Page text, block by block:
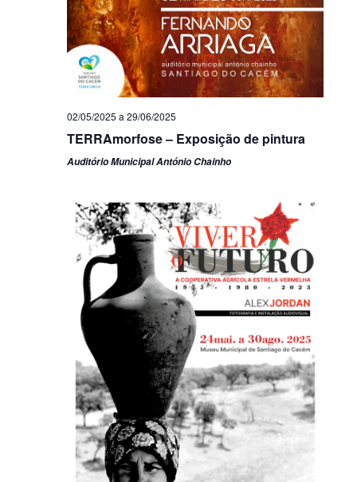
02/05/2025 a 29/06/2025
TERRAmorfose – Exposição de pintura
Auditório Municipal António Chainho